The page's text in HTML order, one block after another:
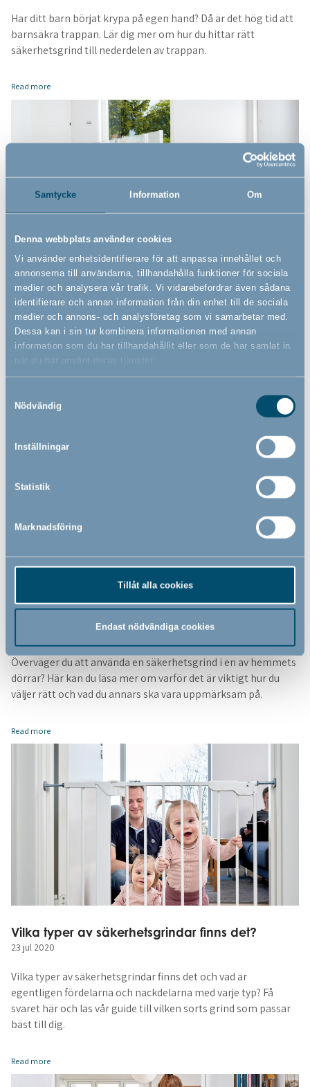
Samtycke Information Om
Denna webbplats använder cookies
Vi använder enhetsidentifierare för att anpassa innehållet och
annonserna till användarna, tillhandahålla funktioner för sociala
medier och analysera vår trafik. Vi vidarebefordrar även sådana
identifierare och annan information från din enhet till de sociala
medier och annons- och analysföretag som vi samarbetar med.
Dessa kan i sin tur kombinera informationen med annan
information som du har tillhandahållit eller som de har samlat in
när du har använt deras tjänster.
Nödvändig
Inställningar
Statistik
Marknadsföring
Tillåt alla cookies
Endast nödvändiga cookies
Har ditt barn börjat krypa på egen hand? Då är det hög tid att
barnsäkra trappan. Lär dig mer om hur du hittar rätt
säkerhetsgrind till nederdelen av trappan.
Read more
Säkerhetsgrindar högst upp i trappan
30 jul 2020
Letar du efter en säkerhetsgrind att montera högst upp i
trappan? Här kan du lära dig mer om hur du väljer rätt
sätt.
Överväger du att använda en säkerhetsgrind i en av hemmets
dörrar? Här kan du läsa mer om varför det är viktigt hur du
väljer rätt och vad du annars ska vara uppmärksam på.
Read more
Vilka typer av säkerhetsgrindar finns det?
23 jul 2020
Vilka typer av säkerhetsgrindar finns det och vad är
egentligen fördelarna och nackdelarna med varje typ? Få
svaret här och läs vår guide till vilken sorts grind som passar
bäst till dig.
Read more